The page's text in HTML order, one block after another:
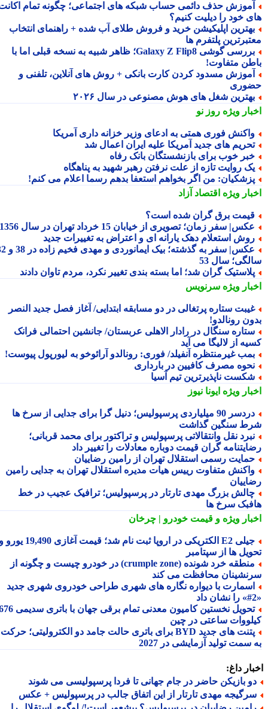
حذف دائمی حساب شبکه های اجتماعی؛ چگونه تمام اکانت
خود را دیلیت کنیم؟
اپلیکیشن خرید و فروش طلای آب شده + راهنمای انتخاب
پلتفرم ها
بررسی گوشی Galaxy Z Flip8؛ ظاهر شبیه به نسخه قبلی اما با
متفاوت!
مسدود کردن کارت بانکی + روش های آنلاین، تلفنی و
شغل های هوش مصنوعی در سال ۲۰۲۶
ویژهروز نو
فوری همتی به ادعای وزیر خزانه داری آمریکا
های جدید آمریکا علیه ایران اعمال شد
خوب برای بازنشستگان بانک رفاه
روایت تازه از علت نرفتن رهبر شهید به پناهگاه
من اگر بخواهم استعفا بدهم رسما اعلام می کنم!
ویژهاقتصاد آزاد
برق گران شده است؟
سفر زمان؛ تصویری از خیابان 15 خرداد تهران در سال 1356
استعلام دهک یارانه ای و اعتراض به تغییرات جدید
عکس| سفر به گذشته؛ بیک ایمانوردی و مهدی فخیم زاده در 38 و 32
سال 53
گران شد؛ اما بسته بندی تغییر نکرد، مردم تاوان دادند
ویژهسرنویس
ستاره پرتغالی در دو مسابقه ابتدایی/ آغاز فصل جدید النصر
رونالدو!
سنگال در رادار الاهلی عربستان/ جانشین احتمالی فرانک
از لالیگا می آید
غیرمنتظره آنفیلد/ فوری: رونالدو آرائوخو به لیورپول پیوست!
مصرف کافیین در بارداری
ناپذیرترین تیم آسیا
ویژهایونا نیوز
دردسر 90 میلیاردی پرسپولیس؛ دنیل گرا برای جدایی از سرخ ها
سنگین گذاشت
نقل وانتقالاتی پرسپولیس و تراکتور برای محمد قربانی؛
گران قیمت دوباره معادلات را تغییر داد
رسمی استقلال تهران از رامین رضاییان
متفاوت رییس هیات مدیره استقلال تهران به جدایی رامین
بزرگ مهدی تارتار در پرسپولیس؛ ترافیک عجیب در خط
سرخ ها
ویژهو قیمت خودرو | چرخان
جیلی E2 الکتریکی در اروپا ثبت نام شد؛ قیمت آغازی 19,490 یورو و
ها از سپتامبر
منطقه خرد شونده (crumple zone) در خودرو چیست و چگونه از
محافظت می کند
با دیواره نگاره های شهری طراحی خودروی شهری جدید
تحویل نخستین کامیون معدنی تمام برقی جهان با باتری سدیمی 676
ساعتی در چین
پتنت های جدید BYD برای باتری حالت جامد دو الکترولیتی؛ حرکت
سمت تولید آزمایشی در 2027
داغ:
بازیکن حاضر در جام جهانی تا فردا پرسپولیسی می شوند
مهدی تارتار از این اتفاق جالب در پرسپولیس + عکس